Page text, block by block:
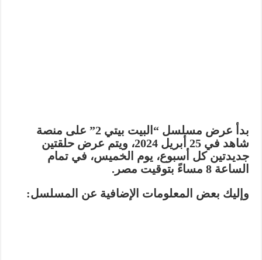
بدأ عرض مسلسل “البيت بيتي 2” على منصة
شاهد في 25 أبريل 2024
، ويتم عرض حلقتين
جديدتين كل أسبوع، يوم الخميس، في تمام
الساعة8 مساءً بتوقيت مصر
.
وإليك بعض المعلومات الإضافية عن المسلسل: